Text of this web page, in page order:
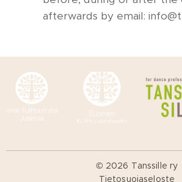
afterwards by email:
© 2026 Tanssille ry
Tietosuojaseloste